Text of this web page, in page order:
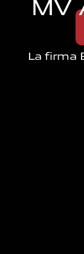
MV
La firma